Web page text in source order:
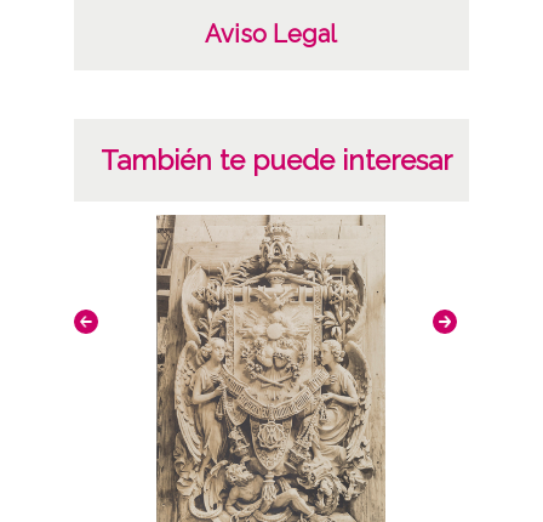
Características del soporte
Positivos papel y dos únicos negativos
Fecha
19460000
19690000
Segunda etapa (1946-1969)
Lugar
Aviso Legal
También te puede interesar